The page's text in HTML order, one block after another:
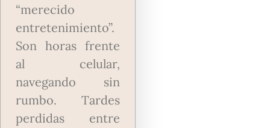
“merecido
entretenimiento”.
Son horas frente
al celular,
navegando sin
rumbo. Tardes
perdidas entre